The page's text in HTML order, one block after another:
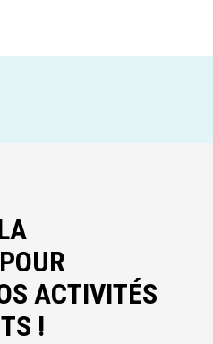
ACTIVITÉS
!